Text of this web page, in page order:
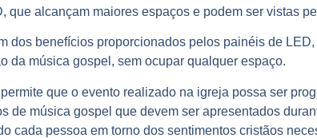
que alcançam maiores espaços e podem ser vistas
dos benefícios proporcionados pelos painéis de
da música gospel, sem ocupar qualquer espaço.
que o evento realizado na igreja possa ser
de música gospel que devem ser apresentados
cada pessoa em torno dos sentimentos cristãos